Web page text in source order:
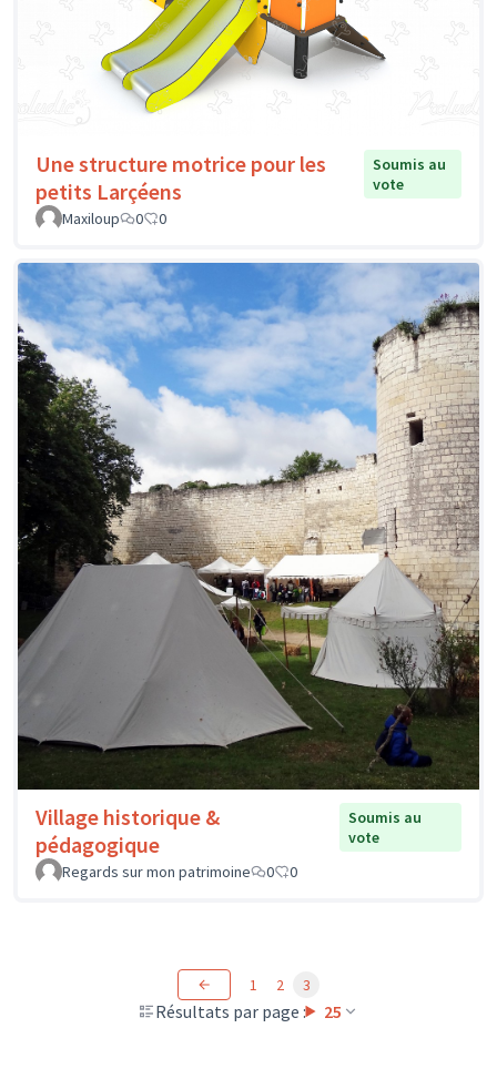
Une structure motrice pour les
petits Larçéens
Soumis au
vote
Maxiloup
0 0
Village historique &
pédagogique
Soumis au
vote
Regards sur mon patrimoine
0 0
Résultats par page : 25
1 2 3